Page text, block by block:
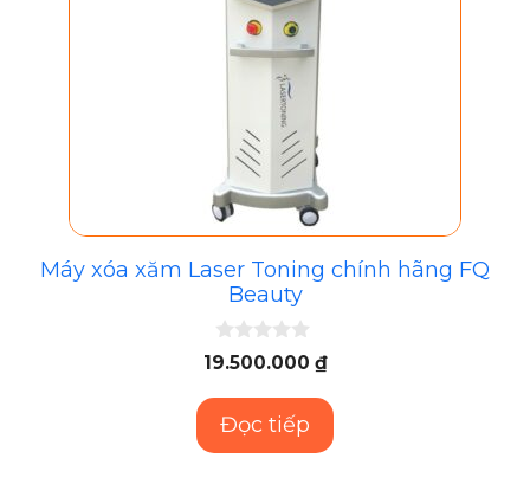
Máy xóa xăm Laser Toning chính hãng FQ
Beauty
0
n
à
19.500.000 ₫
Đọc tiếp